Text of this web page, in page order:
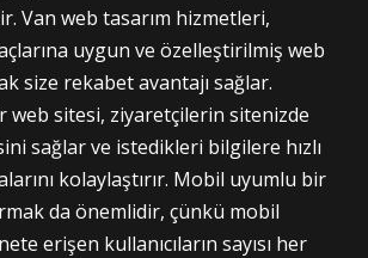
Van web tasarım hizmetleri,
uygun ve özelleştirilmiş web
size rekabet avantajı sağlar.
web sitesi, ziyaretçilerin sitenizde
sağlar ve istedikleri bilgilere hızlı
kolaylaştırır. Mobil uyumlu bir
da önemlidir, çünkü mobil
erişen kullanıcıların sayısı her